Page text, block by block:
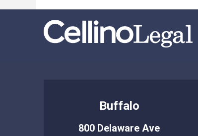
Buffalo
800 Delaware Ave